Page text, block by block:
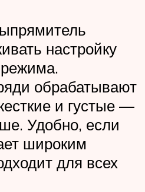
настройку
обрабатывают
и густые —
Удобно, если
широким
для всех